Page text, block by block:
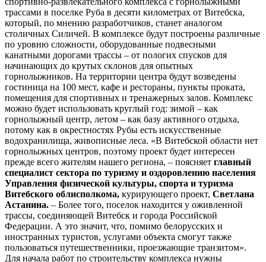
трассами в поселке Руба в десяти километрах от Витебска,
который, по мнению разработчиков, станет аналогом
столичных Силичей. В комплексе будут построены различные
по уровню сложности, оборудованные подвесными
канатными дорогами трассы – от пологих спусков для
начинающих до крутых склонов для опытных
горнолыжников. На территории центра будут возведены
гостиница на 100 мест, кафе и рестораны, пункты проката,
помещения для спортивных и тренажерных залов. Комплекс
можно будет использовать круглый год: зимой – как
горнолыжный центр, летом – как базу активного отдыха,
потому как в окрестностях Рубы есть искусственные
водохранилища, живописные леса. «В Витебской области нет
горнолыжных центров, поэтому проект будет интересен
прежде всего жителям нашего региона, – поясняет главный
специалист сектора по туризму и оздоровлению населения
Управления физической культуры, спорта и туризма
Витебского облисполкома, курирующего проект, Светлана
Астанина. – Более того, поселок находится у оживленной
трассы, соединяющей Витебск и города Российской
Федерации. А это значит, что, помимо белорусских и
иностранных туристов, услугами объекта смогут также
пользоваться путешественники, проезжающие транзитом».
Для начала работ по строительству комплекса нужны